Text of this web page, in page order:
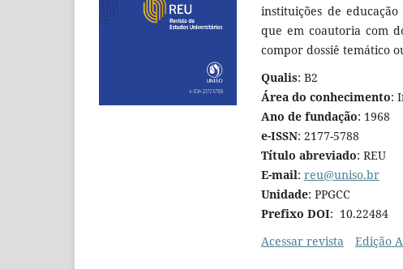
instituições de
que em coautoria com
compor dossiê temático
Qualis: B2
Área do conhecimento:
Ano de fundação: 1968
e-ISSN: 2177-5788
Título abreviado: REU
E-mail: reu@uniso.br
Unidade: PPGCC
Prefixo DOI: 10.22484
Acessar revista
Edição